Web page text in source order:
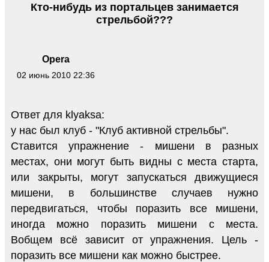
Opera
02 июнь 2010 22:36
Кто-нибудь из портальцев занимается
стрельбой???
Ответ для klyaksa:
у нас был клуб - "Клуб активной стрельбы".
Ставится упражнение - мишени в разных
местах, они могут быть видны с места старта,
или закрыты, могут запускаться движущиеся
мишени, в большинстве случаев нужно
передвигаться, чтобы поразить все мишени,
иногда можно поразить мишени с места.
Вобщем всё зависит от упражнения. Цель -
поразить все мишени как можно быстрее.